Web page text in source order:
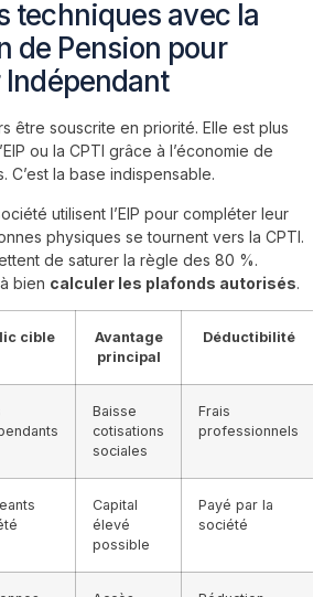
techniques avec la
de Pension pour
être souscrite en priorité. Elle est plus
ou la CPTI grâce à l’économie de
C’est la base indispensable.
utilisent l’EIP pour compléter leur
physiques se tournent vers la CPTI.
de saturer la règle des 80 %.
bien calculer les plafonds autorisés.
cible
Avantage
principal
Déductibilité
Baisse
cotisations
sociales
Frais
professionnels
Capital
élevé
possible
Payé par la
société